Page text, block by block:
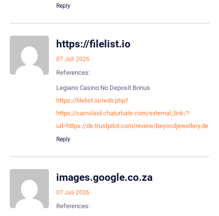
Reply
https://filelist.io
07 Juli 2026
References:
Legiano Casino No Deposit Bonus
https://filelist.io/redir.php?
https://camslaid.chaturbate.com/external_link/?
url=https://de.trustpilot.com/review/beyondjewellery.de
Reply
images.google.co.za
07 Juli 2026
References: